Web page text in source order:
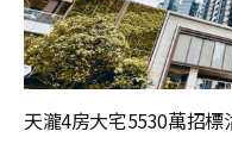
天瀧4房大宅5530萬招標